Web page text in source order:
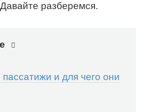
разберемся.
пассатижи и для чего они